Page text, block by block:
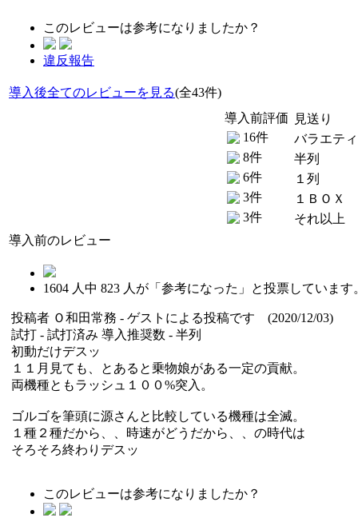
このレビューは参考になりましたか？
違反報告
導入後全てのレビューを見る(全43件)
導入前評価
16件
8件
6件
3件
3件
見送り
バラエティ
半列
１列
１ＢＯＸ
それ以上
導入前のレビュー
1604 人中 823 人が「参考になった」と投票しています
投稿者 Ｏ和田常務 - ゲストによる投稿です (2020/12/03)
試打 - 試打済み 導入推奨数 - 半列
初動だけデスッ
１１月見ても、とあると乗物娘がある一定の貢献。
両機種ともラッシュ１００%突入。
ゴルゴを筆頭に源さんと比較している機種は全滅。
１種２種だから、、時速がどうだから、、の時代は
そろそろ終わりデスッ
このレビューは参考になりましたか？